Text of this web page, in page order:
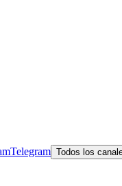
Telegram Todos los